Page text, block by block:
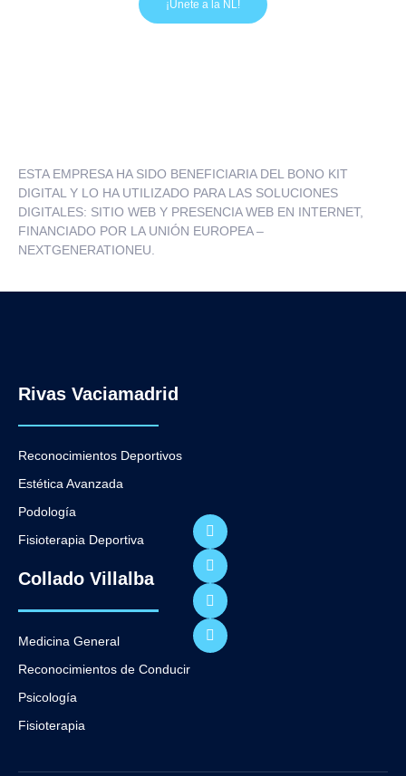
¡Únete a la NL!
ESTA EMPRESA HA SIDO BENEFICIARIA DEL BONO KIT
DIGITAL Y LO HA UTILIZADO PARA LAS SOLUCIONES
DIGITALES: SITIO WEB Y PRESENCIA WEB EN INTERNET,
FINANCIADO POR LA UNIÓN EUROPEA –
NEXTGENERATIONEU.
Rivas Vaciamadrid
Reconocimientos Deportivos
Estética Avanzada
Podología
Fisioterapia Deportiva
Collado Villalba
Medicina General
Reconocimientos de Conducir
Psicología
Fisioterapia